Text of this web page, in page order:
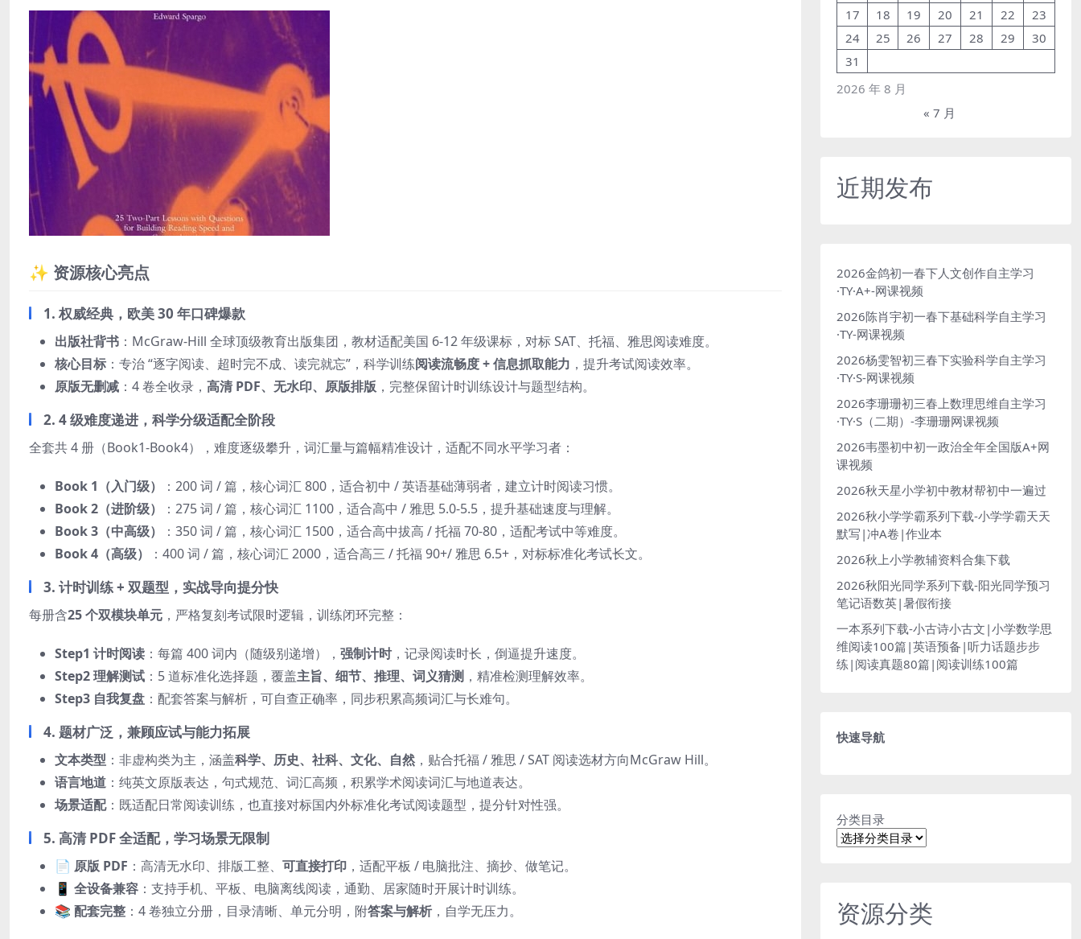
✨ 资源核心亮点
1. 权威经典，欧美 30 年口碑爆款
出版社背书 ：McGraw-Hill 全球顶级教育出版集团，教材适配美国 6-12 年级课标，对标 SAT、托福、雅思阅读难度。
核心目标 ：专治 “逐字阅读、超时完不成、读完就忘”，科学训练阅读流畅度 + 信息抓取能力 ，提升考试阅读效率。
原版无删减 ：4 卷全收录， 高清 PDF、无水印、原版排版 ，完整保留计时训练设计与题型结构。
2. 4 级难度递进，科学分级适配全阶段
全套共 4 册（Book1-Book4），难度逐级攀升，词汇量与篇幅精准设计，适配不同水平学习者：
Book 1（入门级）
：200 词 / 篇，核心词汇 800，适合初中 / 英语基础薄弱者，建立计时阅读习惯。
Book 2（进阶级）
：275 词 / 篇，核心词汇 1100，适合高中 / 雅思 5.0-5.5，提升基础速度与理解。
Book 3（中高级）
：350 词 / 篇，核心词汇 1500，适合高中拔高 / 托福 70-80，适配考试中等难度。
Book 4（高级）
：400 词 / 篇，核心词汇 2000，适合高三 / 托福 90+/ 雅思 6.5+，对标标准化考试长文。
3. 计时训练 + 双题型，实战导向提分快
每册含25 个双模块单元 ，严格复刻考试限时逻辑，训练闭环完整：
Step1 计时阅读 ：每篇 400 词内（随级别递增）， 强制计时，记录阅读时长，倒逼提升速度。
Step2 理解测试 ：5 道标准化选择题，覆盖主旨、细节、推理、词义猜测 ，精准检测理解效率。
Step3 自我复盘 ：配套答案与解析，可自查正确率，同步积累高频词汇与长难句。
4. 题材广泛，兼顾应试与能力拓展
文本类型 ：非虚构类为主，涵盖科学、历史、社科、文化、自然 ，贴合托福 / 雅思 / SAT 阅读选材方向McGraw Hill。
语言地道 ：纯英文原版表达，句式规范、词汇高频，积累学术阅读词汇与地道表达。
场景适配：既适配日常阅读训练，也直接对标国内外标准化考试阅读题型，提分针对性强。
5. 高清 PDF 全适配，学习场景无限制
📄 原版 PDF ：高清无水印、排版工整、 可直接打印 ，适配平板 / 电脑批注、摘抄、做笔记。
📱 全设备兼容 ：支持手机、平板、电脑离线阅读，通勤、居家随时开展计时训练。
📚 配套完整 ：4 卷独立分册，目录清晰、单元分明，附答案与解析 ，自学无压力。
2026 年 8 月
17
18 19 20 21 22
23
24
25 26 27 28 29
30
31
« 7 月
近期发布
2026金鸽初一春下人文创作自主学习
·TY·A+-网课视频
2026陈肖宇初一春下基础科学自主学习
·TY-网课视频
2026杨雯智初三春下实验科学自主学习
·TY·S-网课视频
2026李珊珊初三春上数理思维自主学习
·TY·S（二期）-李珊珊网课视频
2026韦墨初中初一政治全年全国版A+网
课视频
2026秋天星小学初中教材帮初中一遍过
2026秋小学学霸系列下载-小学学霸天天
默写|冲A卷|作业本
2026秋上小学教辅资料合集下载
2026秋阳光同学系列下载-阳光同学预习
笔记语数英|暑假衔接
一本系列下载-小古诗小古文|小学数学思
维阅读100篇|英语预备|听力话题步步
练|阅读真题80篇|阅读训练100篇
快速导航
分类目录
资源分类